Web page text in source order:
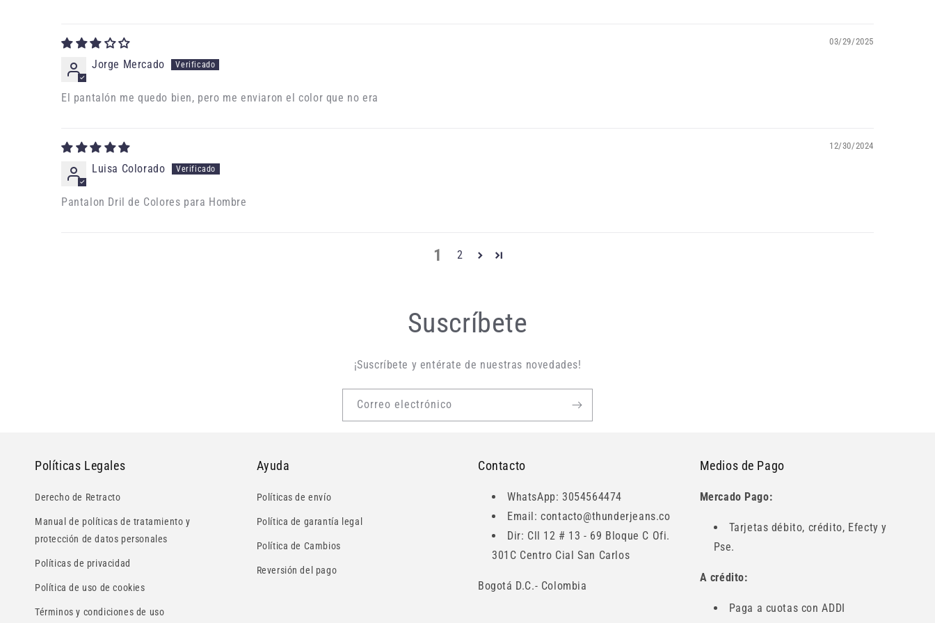
03/29/2025
Jorge Mercado
El pantalón me quedo bien, pero me enviaron el color que no era
12/30/2024
Luisa Colorado
Pantalon Dril de Colores para Hombre
1 2
Suscríbete
¡Suscríbete y entérate de nuestras novedades!
Correo electrónico
Políticas Legales
Derecho de Retracto
Manual de políticas de tratamiento y
protección de datos personales
Políticas de privacidad
Política de uso de cookies
Términos y condiciones de uso
Ayuda
Políticas de envío
Política de garantía legal
Política de Cambios
Reversión del pago
Contacto
WhatsApp: 3054564474
Email: contacto@thunderjeans.co
Dir: Cll 12 # 13 - 69 Bloque C Ofi.
301C Centro Cial San Carlos
Bogotá D.C.- Colombia
Medios de Pago
Mercado Pago:
Tarjetas débito, crédito, Efecty y
Pse.
A crédito:
Paga a cuotas con ADDI